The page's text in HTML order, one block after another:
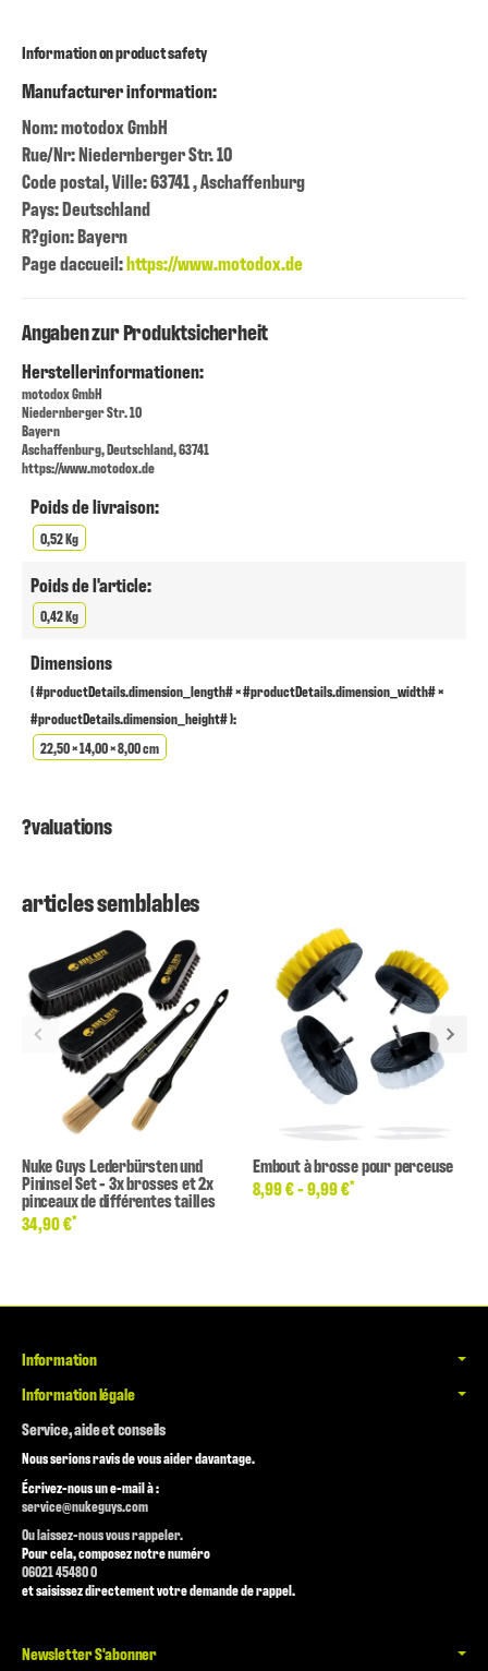
Information on product safety
Manufacturer information:
Nom: motodox GmbH
Rue/Nr: Niedernberger Str. 10
Code postal, Ville: 63741 , Aschaffenburg
Pays: Deutschland
R?gion: Bayern
Page daccueil:https://www.motodox.de
Angaben zur Produktsicherheit
Herstellerinformationen:
motodox GmbH
Niedernberger Str. 10
Bayern
Aschaffenburg, Deutschland, 63741
https://www.motodox.de
Poids de livraison:
0,52 Kg
Poids de l'article:
0,42 Kg
Dimensions
( #productDetails.dimension_length# × #productDetails.dimension_width# ×
#productDetails.dimension_height# ):
22,50 × 14,00 × 8,00 cm
?valuations
articles semblables
Nuke Guys Lederbürsten und
Pininsel Set - 3x brosses et 2x
pinceaux de différentes tailles
34,90 €*
Embout à brosse pour perceuse
8,99 € -9,99 €*
Information
Information légale
Service, aide et conseils
Nous serions ravis de vous aider davantage.
Écrivez-nous un e-mail à :
service@nukeguys.com
Ou laissez-nous vous rappeler.
Pour cela, composez notre numéro
06021 45480 0
et saisissez directement votre demande de rappel.
Newsletter S'abonner